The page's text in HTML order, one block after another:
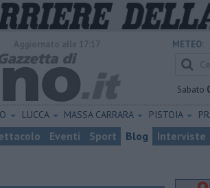
METEO:
Sabato
LUCCA MASSA CARRARA PISTOIA
Eventi Sport Blog Interviste